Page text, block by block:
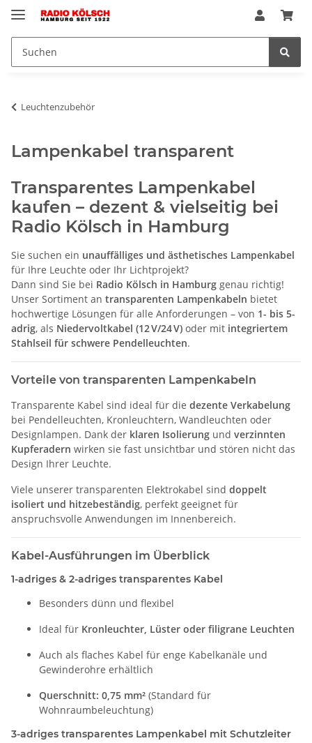
Leuchtenzubehör
Lampenkabel transparent
Transparentes Lampenkabel
kaufen – dezent & vielseitig bei
Radio Kölsch in Hamburg
Sie suchen ein unauffälliges und ästhetisches Lampenkabel
für Ihre Leuchte oder Ihr Lichtprojekt?
Dann sind Sie bei Radio Kölsch in Hamburg genau richtig!
Unser Sortiment an transparenten Lampenkabeln bietet
hochwertige Lösungen für alle Anforderungen – von 1- bis 5-
adrig, als Niedervoltkabel (12 V/24 V) oder mit integriertem
Stahlseil für schwere Pendelleuchten.
Vorteile von transparenten Lampenkabeln
Transparente Kabel sind ideal für die dezente Verkabelung
bei Pendelleuchten, Kronleuchtern, Wandleuchten oder
Designlampen. Dank der klaren Isolierung und verzinnten
Kupferadern wirken sie fast unsichtbar und stören nicht das
Design Ihrer Leuchte.
Viele unserer transparenten Elektrokabel sind doppelt
isoliert und hitzebeständig, perfekt geeignet für
anspruchsvolle Anwendungen im Innenbereich.
Kabel-Ausführungen im Überblick
1-adriges & 2-adriges transparentes Kabel
Besonders dünn und flexibel
Ideal für Kronleuchter, Lüster oder filigrane Leuchten
Auch als flaches Kabel für enge Kabelkanäle und
Gewinderohre erhältlich
Querschnitt: 0,75 mm² (Standard für
Wohnraumbeleuchtung)
3-adriges transparentes Lampenkabel mit Schutzleiter